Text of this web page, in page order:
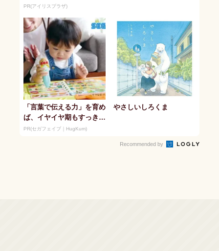
に。
PR(アイリスプラザ)
「言葉で伝える力」を育め
ば、イヤイヤ期もすっき
り！ 「アンパンマン こ
PR(セガフェイブ｜HugKum)
やさしいしろくま
Recommended by